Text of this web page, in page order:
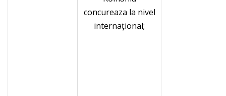
concureaza la nivel
internaţional;